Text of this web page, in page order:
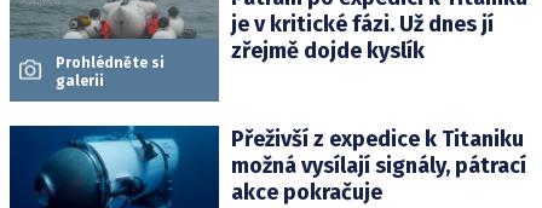
Prohlédněte si
galerii
je v kritické fázi. Už dnes jí
zřejmě dojde kyslík
Přeživší z expedice k Titaniku
možná vysílají signály, pátrací
akce pokračuje